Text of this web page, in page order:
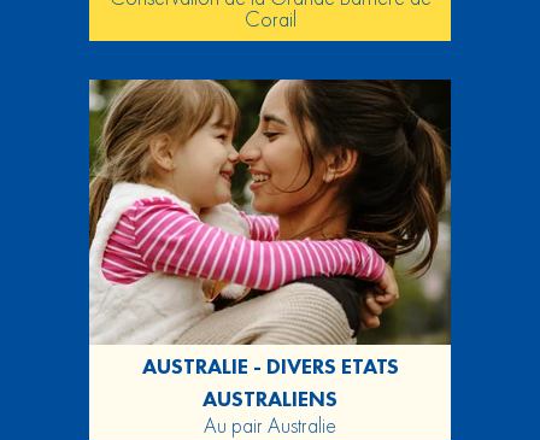
Corail
AUSTRALIE - DIVERS ETATS
AUSTRALIENS
Au pair Australie